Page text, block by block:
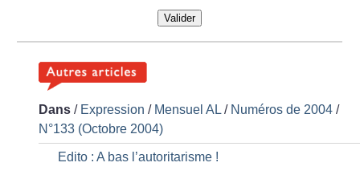
Valider
Dans / Expression / Mensuel AL / Numéros de 2004 /
N°133 (Octobre 2004)
Edito : A bas l’autoritarisme !